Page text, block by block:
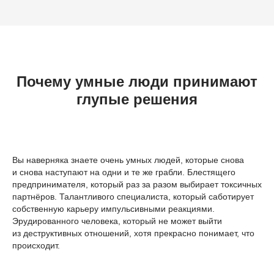
Почему умные люди принимают
глупые решения
Вы наверняка знаете очень умных людей, которые снова
и снова наступают на одни и те же грабли. Блестящего
предпринимателя, который раз за разом выбирает токсичных
партнёров. Талантливого специалиста, который саботирует
собственную карьеру импульсивными реакциями.
Эрудированного человека, который не может выйти
из деструктивных отношений, хотя прекрасно понимает, что
происходит.